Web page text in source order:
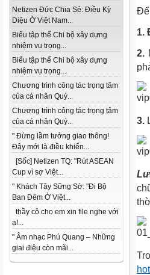
Netizen Đức Chia Sẻ: Điều Kỳ
Diệu Ở Việt Nam...
Biểu tập thể Chi bộ xây dựng
nhiệm vụ trọng...
Biểu tập thể Chi bộ xây dựng
nhiệm vụ trọng...
Chương trình công tác trọng tâm
của cá nhân Quý...
Chương trình công tác trọng tâm
của cá nhân Quý...
" Đừng lầm tưởng giao thông!
Đây mới là điều khiến...
[Sốc] Netizen TQ: "Rút ASEAN
Cup vì sợ Việt...
" Khách Tây Sững Sờ: "Đi Bộ
Ban Đêm Ở Việt...
thầy cô cho em xin file nghe với
ạ!...
" Âm nhạc Phú Quang – Những
giai điệu còn mãi...
Để
1.
2.
3.